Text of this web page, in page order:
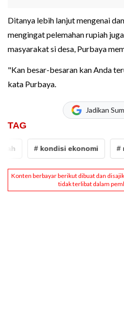
Ditanya lebih lanjut mengenai
mengingat pelemahan rupiah
masyarakat si desa, Purbaya
"Kan besar-besaran kan Anda
kata Purbaya.
Jadikan
TAG
# kondisi ekonomi #